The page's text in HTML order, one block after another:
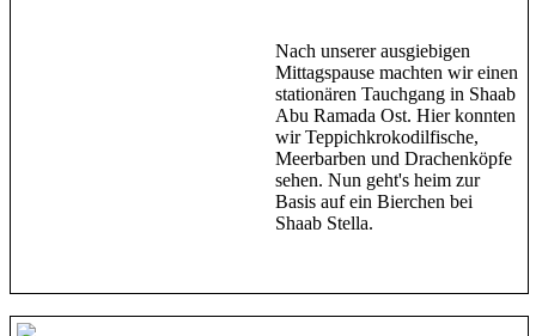
Nach unserer ausgiebigen
Mittagspause machten wir einen
stationären Tauchgang in Shaab
Abu Ramada Ost. Hier konnten
wir Teppichkrokodilfische,
Meerbarben und Drachenköpfe
sehen. Nun geht's heim zur
Basis auf ein Bierchen bei
Shaab Stella.